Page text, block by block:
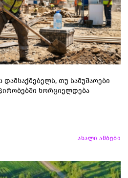
თუ სამუშაოები
ხორციელდება
ახალი ამბები